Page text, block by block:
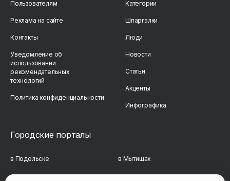
Пользователям
Реклама на сайте
Контакты
Уведомление об
использовании
рекомендательных
технологий
Политика конфиденциальности
Категории
Шпаргалки
Люди
Новости
Статьи
Акценты
Инфографика
Городские порталы
в Подольске в Мытищах